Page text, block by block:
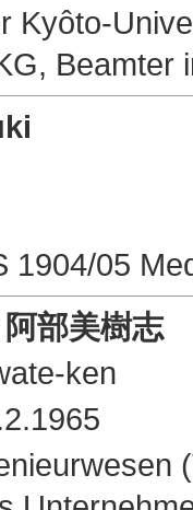
Kyôto-
Beamter
1904/05
部美樹志
ken